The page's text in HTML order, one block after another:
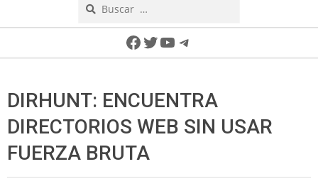
Facebook
Twitter
YouTube
Telegram
DIRHUNT: ENCUENTRA
DIRECTORIOS WEB SIN USAR
FUERZA BRUTA